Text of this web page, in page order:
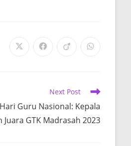
Opens Opens Opens Opens
Next Post
Guru Nasional: Kepala
Juara GTK Madrasah 2023